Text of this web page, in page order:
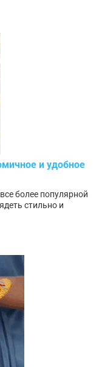
и удобное
более популярной
стильно и